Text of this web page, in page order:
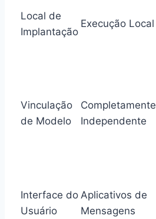
Local de
Implantação
Execução Local
Vinculação
de Modelo
Completamente
Independente
Interface do
Usuário
Aplicativos de
Mensagens